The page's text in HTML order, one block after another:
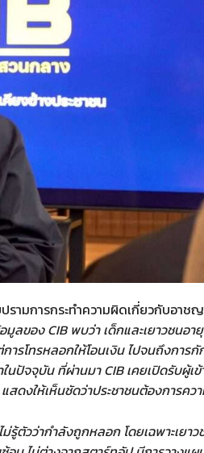
ามการกระทำความผิดเกี่ยวกับอาช
มูลของ CIB พบว่า เด็กและเยาวชนอ
โทรหลอกให้โอนเงิน ไปจนถึงการกั
ปัจจุบัน ที่ผ่านมา CIB เคยเปิดรับผู้เ
งให้เห็นชัดว่าประชาชนต้องการคว
ตัวว่ากำลังถูกหลอก โดยเฉพาะเยา